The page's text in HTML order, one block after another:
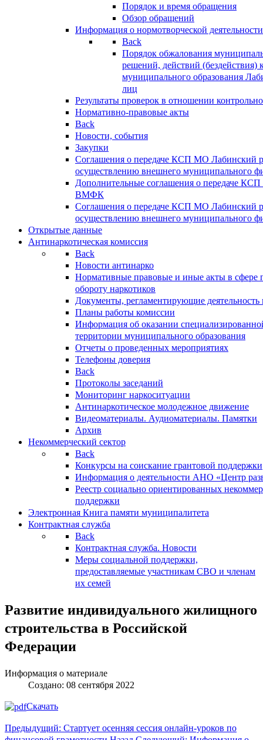
Порядок и время обращения
Обзор обращений
Информация о нормотворческой деятельности
Back
Порядок обжалования
решений, действий (бездействия)
муниципального образования
лиц
Результаты проверок в отношении
Нормативно-правовые акты
Back
Новости, события
Закупки
Соглашения о передаче КСП МО Лабинский
осуществлению внешнего муниципального
Дополнительные соглашения о передаче
ВМФК
Соглашения о передаче КСП МО Лабинский
осуществлению внешнего муниципального
Открытые данные
Антинаркотическая комиссия
Back
Новости антинарко
Нормативные правовые и иные акты в сфере
обороту наркотиков
Документы, регламентирующие деятельность
Планы работы комиссии
Информация об оказании
территории муниципального образования
Отчеты о проведенных мероприятиях
Телефоны доверия
Back
Протоколы заседаний
Мониторинг наркоситуации
Антинаркотическое молодежное движение
Видеоматериалы. Аудиоматериалы. Памятки
Архив
Некоммерческий сектор
Back
Конкурсы на соискание грантовой поддержки
Информация о деятельности АНО «Центр
Реестр социально ориентированных
поддержки
Электронная Книга памяти муниципалитета
Контрактная служба
Back
Контрактная служба. Новости
Меры социальной поддержки,
предоставляемые участникам СВО и членам
их семей
Развитие индивидуального жилищного
строительства в Российской
Федерации
Информация о материале
Создано: 08 сентября 2022
Скачать
Предыдущий: Стартует осенняя сессия онлайн-уроков по